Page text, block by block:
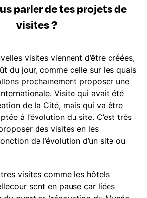
parler de tes projets de
visites ?
visites viennent d’être créées,
du jour, comme celle sur les quais
prochainement proposer une
Visite qui avait été
de la Cité, mais qui va être
à l’évolution du site. C’est très
des visites en les
de l’évolution d’un site ou
visites comme les hôtels
sont en pause car liées